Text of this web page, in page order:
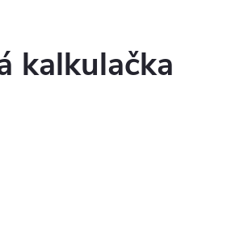
kalkulačka